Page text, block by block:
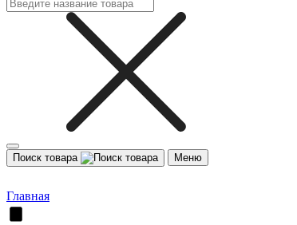
Поиск товара Меню
Главная